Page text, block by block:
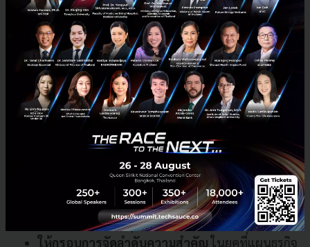
บอกความสำเร็จให้เป็นรูปธรรมเลิกสั่งงานด้วยคำ
พูดลอย ๆ แต่บอกมาเลยว่าอีก 6 เดือนข้างหน้า งาน
ที่เรียกว่าสำเร็จหน้าตาต้องเป็นแบบไหน มีตัวชี้วัด
อะไรที่จับต้องได้บ้าง (สถาบันระดับโลกอย่าง Gallup
เคยทำสำรวจแล้วพบว่า มีพนักงานไม่ถึงครึ่ง หรือแค่
47% เท่านั้นที่รู้แน่ชัดว่าองค์กรคาดหวังอะไรจากตัว
เองจริง ๆ)
ขีดเส้นอำนาจให้ชัดบอกพนักงานไปเลยว่า เรื่อง
ระดับไหนที่เขามีสิทธิ์ขาดในการตัดสินใจหน้างานได้
เลย และเรื่องไหนที่ต้องรออนุมัติ การขีดเส้นตรงนี้จะ
ช่วยลดภาระทางสมองของพนักงาน ไม่ต้องมานั่งคิด
สะระตะหรือเกร็งทุกครั้งที่จะขยับตัวทำอะไร
ให้กรอบการจัดลำดับความสำคัญในยุคที่แผนธุรกิจ